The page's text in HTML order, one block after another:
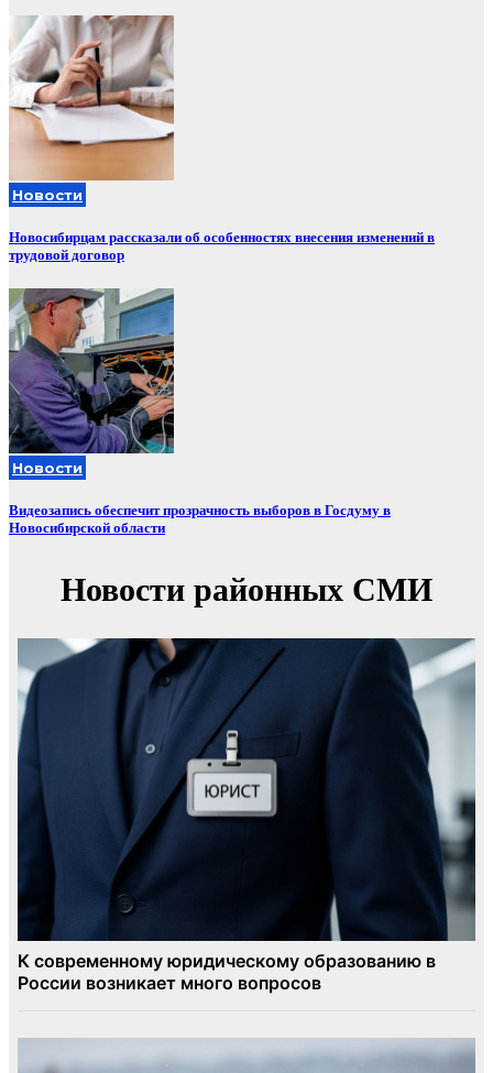
Новости
Новосибирцам рассказали об особенностях внесения изменений в
трудовой договор
Новости
Видеозапись обеспечит прозрачность выборов в Госдуму в
Новосибирской области